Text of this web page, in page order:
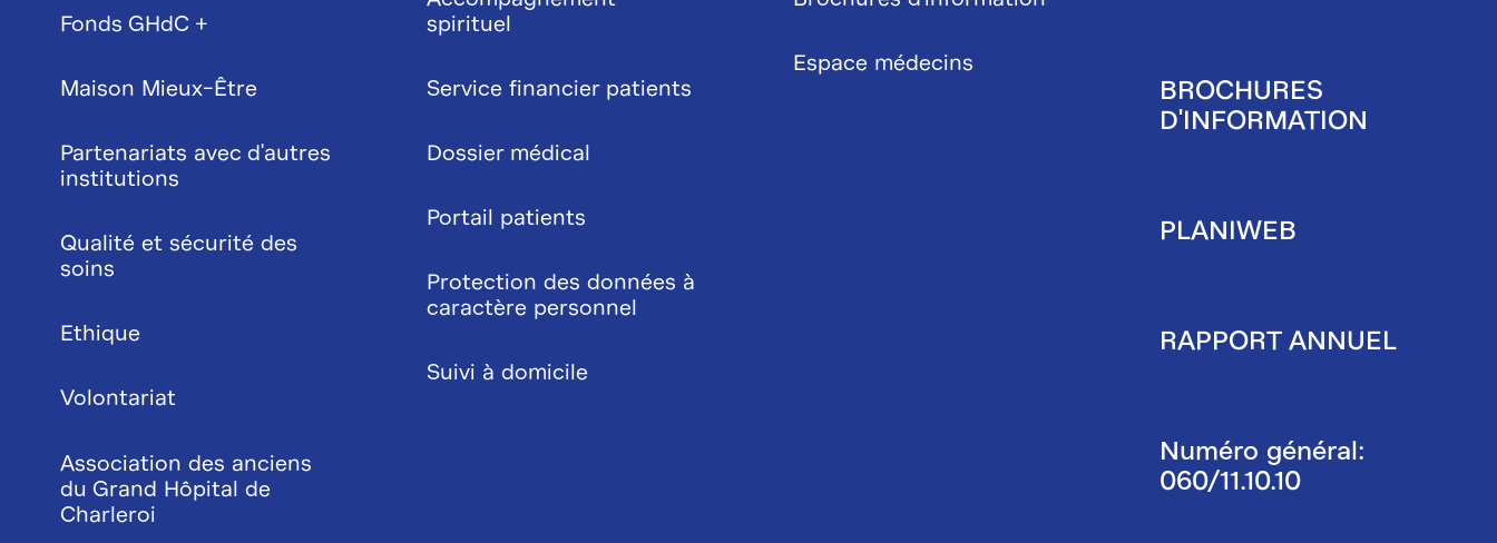
Fonds GHdC +
Maison Mieux-Être
Partenariats avec d'autres
institutions
Qualité et sécurité des
soins
Ethique
Volontariat
Association des anciens
du Grand Hôpital de
Charleroi
spirituel
Service financier patients
Dossier médical
Portail patients
Protection des données à
caractère personnel
Suivi à domicile
Espace médecins
BROCHURES
D'INFORMATION
PLANIWEB
RAPPORT ANNUEL
Numéro général:
060/11.10.10